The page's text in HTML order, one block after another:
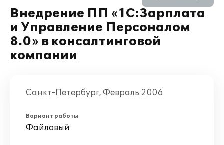
Внедрение ПП «1С:Зарплата
и Управление Персоналом
8.0» в консалтинговой
компании
Санкт-Петербург, Февраль 2006
Вариант работы
Файловый